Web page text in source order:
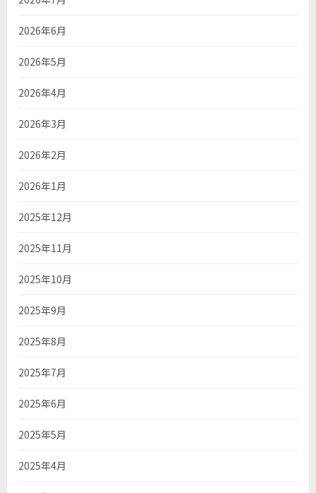
2026年6月
2026年5月
2026年4月
2026年3月
2026年2月
2026年1月
2025年12月
2025年11月
2025年10月
2025年9月
2025年8月
2025年7月
2025年6月
2025年5月
2025年4月